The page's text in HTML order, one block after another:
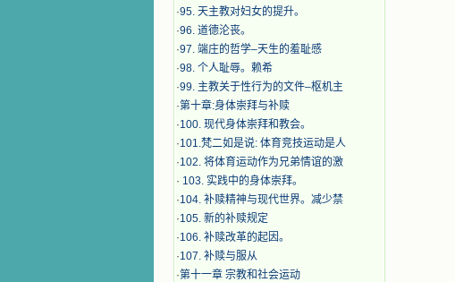
·95. 天主教对妇女的提升。
·96. 道德沦丧。
·97. 端庄的哲学–天生的羞耻感
·98. 个人耻辱。赖希
·99. 主教关于性行为的文件–枢机主
·第十章:身体崇拜与补赎
·100. 现代身体崇拜和教会。
·101.梵二如是说: 体育竞技运动是人
·102. 将体育运动作为兄弟情谊的激
· 103. 实践中的身体崇拜。
·104. 补赎精神与现代世界。减少禁
·105. 新的补赎规定
·106. 补赎改革的起因。
·107. 补赎与服从
·第十一章 宗教和社会运动